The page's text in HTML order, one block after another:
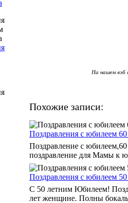
На нашем вэб
Похожие записи:
Поздравления с юбилеем
Поздравление с
поздравление для Мамы к
Поздравления с юбилеем
С 50 летним Юбилеем!
лет женщине. Полны